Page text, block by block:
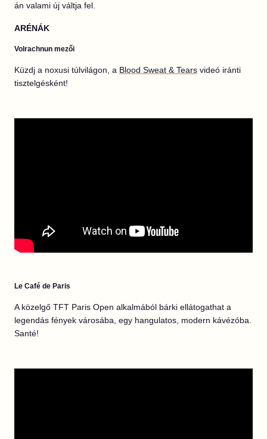
án valami új váltja fel.
ARÉNÁK
Volrachnun mezői
Küzdj a noxusi túlvilágon, a Blood Sweat & Tears videó iránti
tisztelgésként!
Le Café de Paris
A közelgő TFT Paris Open alkalmából bárki ellátogathat a
legendás fények városába, egy hangulatos, modern kávézóba.
Santé!